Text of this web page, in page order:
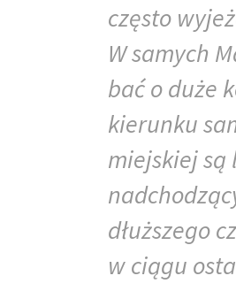
często
W samych
bać o duże
kierunku
miejskiej
dłuższego
w ciągu